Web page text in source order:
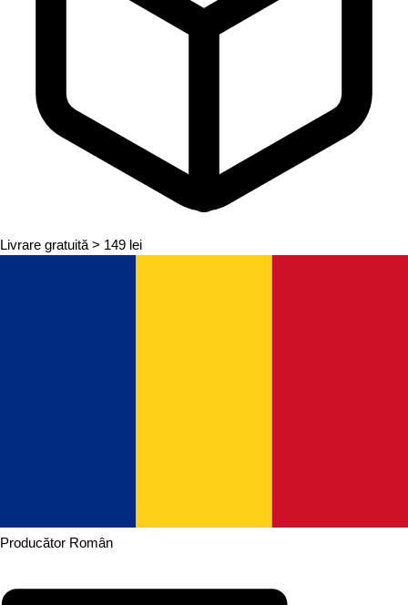
Livrare gratuită > 149 lei
Producător Român